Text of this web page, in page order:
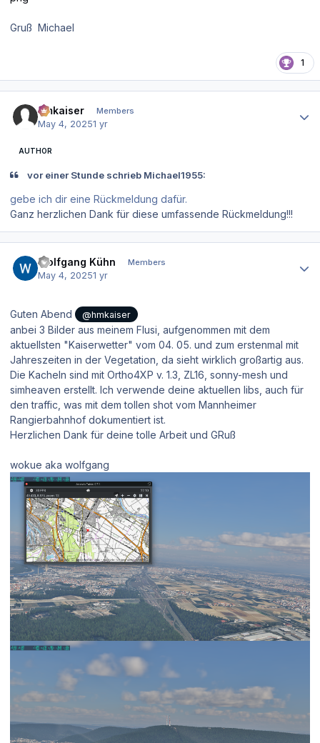
Gruß Michael
1
hmkaiser Members
May 4, 20251 yr
AUTHOR
vor einer Stunde schrieb Michael1955:
gebe ich dir eine Rückmeldung dafür.
Ganz herzlichen Dank für diese umfassende Rückmeldung!!!
Wolfgang Kühn Members
May 4, 20251 yr
Guten Abend @hmkaiser
anbei 3 Bilder aus meinem Flusi, aufgenommen mit dem
aktuellsten "Kaiserwetter" vom 04. 05. und zum erstenmal mit
Jahreszeiten in der Vegetation, da sieht wirklich großartig aus.
Die Kacheln sind mit Ortho4XP v. 1.3, ZL16, sonny-mesh und
simheaven erstellt. Ich verwende deine aktuellen libs, auch für
den traffic, was mit dem tollen shot vom Mannheimer
Rangierbahnhof dokumentiert ist.
Herzlichen Dank für deine tolle Arbeit und GRuß
wokue aka wolfgang